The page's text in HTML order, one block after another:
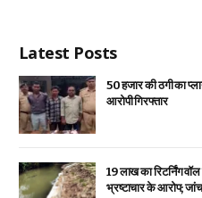
Latest Posts
₹50 हजार की ठगी का
आरोपी गिरफ्तार
19 लाख का रिटर्निंग
भ्रष्टाचार के आरोप;